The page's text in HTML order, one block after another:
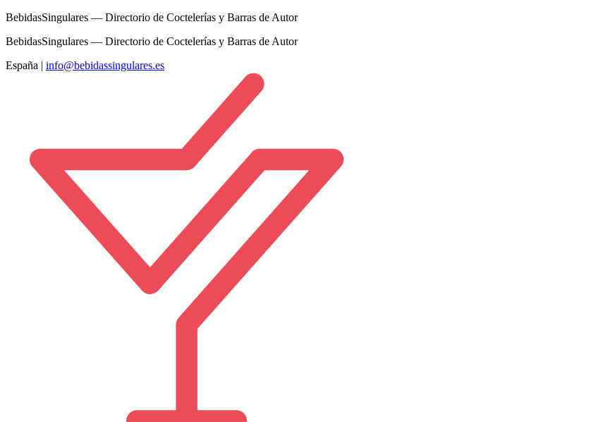
BebidasSingulares — Directorio de Coctelerías y Barras de Autor
BebidasSingulares — Directorio de Coctelerías y Barras de Autor
España | info@bebidassingulares.es